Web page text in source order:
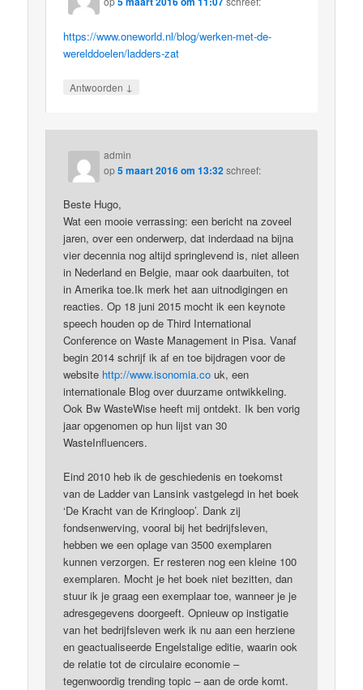
https://www.oneworld.nl/blog/werken-met-de-
werelddoelen/ladders-zat
Antwoorden ↓
admin
op5 maart 2016 om 13:32schreef:
Beste Hugo,
Wat een mooie verrassing: een bericht na zoveel
jaren, over een onderwerp, dat inderdaad na bijna
vier decennia nog altijd springlevend is, niet alleen
in Nederland en Belgie, maar ook daarbuiten, tot
in Amerika toe.Ik merk het aan uitnodigingen en
reacties. Op 18 juni 2015 mocht ik een keynote
speech houden op de Third International
Conference on Waste Management in Pisa. Vanaf
begin 2014 schrijf ik af en toe bijdragen voor de
website http://www.isonomia.co uk, een
internationale Blog over duurzame ontwikkeling.
Ook Bw WasteWise heeft mij ontdekt. Ik ben vorig
jaar opgenomen op hun lijst van 30
WasteInfluencers.
Eind 2010 heb ik de geschiedenis en toekomst
van de Ladder van Lansink vastgelegd in het boek
‘De Kracht van de Kringloop’. Dank zij
fondsenwerving, vooral bij het bedrijfsleven,
hebben we een oplage van 3500 exemplaren
kunnen verzorgen. Er resteren nog een kleine 100
exemplaren. Mocht je het boek niet bezitten, dan
stuur ik je graag een exemplaar toe, wanneer je je
adresgegevens doorgeeft. Opnieuw op instigatie
van het bedrijfsleven werk ik nu aan een herziene
en geactualiseerde Engelstalige editie, waarin ook
de relatie tot de circulaire economie –
tegenwoordig trending topic – aan de orde komt.